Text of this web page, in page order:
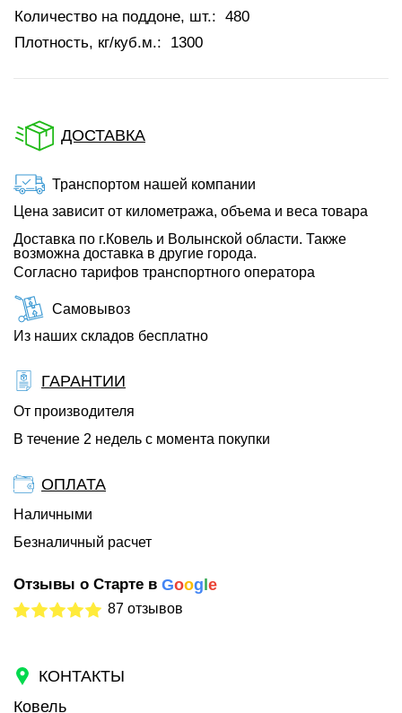
Количество на поддоне, шт.: 480
Плотность, кг/куб.м.:
1300
ДОСТАВКА
Транспортом нашей компании
Цена зависит от километража, объема и веса товара
Доставка по г.Ковель и Волынской области. Также
возможна доставка в другие города.
Согласно тарифов транспортного оператора
Самовывоз
Из наших складов бесплатно
ГАРАНТИИ
От производителя
В течение 2 недель с момента покупки
ОПЛАТА
Наличными
Безналичный расчет
Отзывы о Старте в Goog e
87 отзывов
КОНТАКТЫ
Ковель